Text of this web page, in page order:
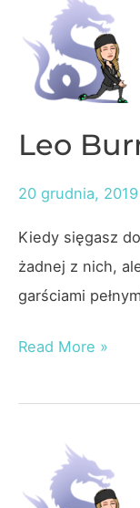
Leo
20 grudnia, 2019
Kiedy sięgasz
żadnej z nich,
garściami
Leo
–
Read More »